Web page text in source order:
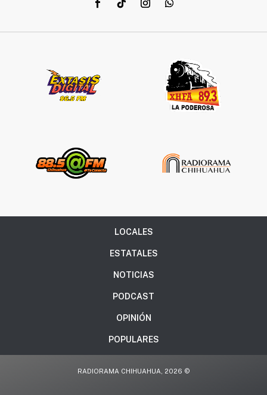
LOCALES
ESTATALES
NOTICIAS
PODCAST
OPINIÓN
POPULARES
RADIORAMA CHIHUAHUA, 2026 ©